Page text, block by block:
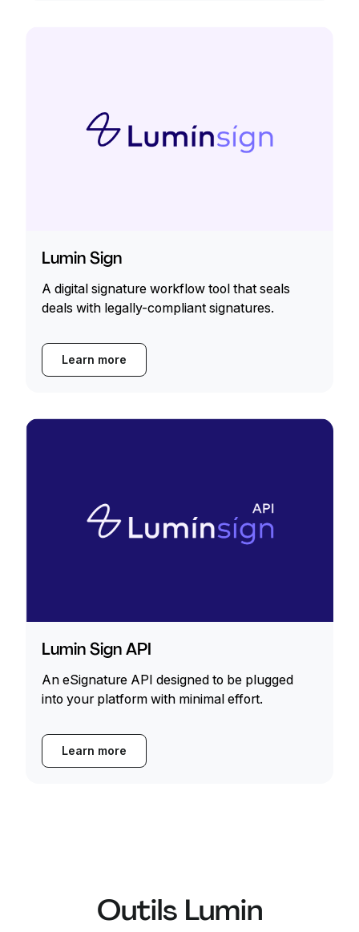
Lumin Sign
A digital signature workflow tool that seals
deals with legally-compliant signatures.
Learn more
Lumin Sign API
An eSignature API designed to be plugged
into your platform with minimal effort.
Learn more
Outils Lumin